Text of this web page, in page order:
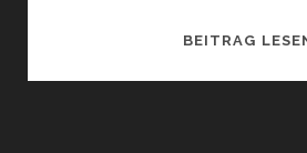
BEITRAG